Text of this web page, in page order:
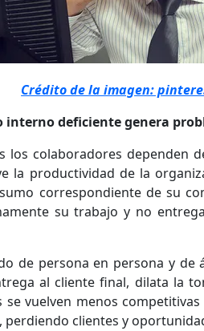
Crédito de la imagen:
interno deficiente genera
los colaboradores dependen
la productividad de la
correspondiente de su
su trabajo y no
de persona en persona y de
al cliente final, dilata la
se vuelven menos
perdiendo clientes y